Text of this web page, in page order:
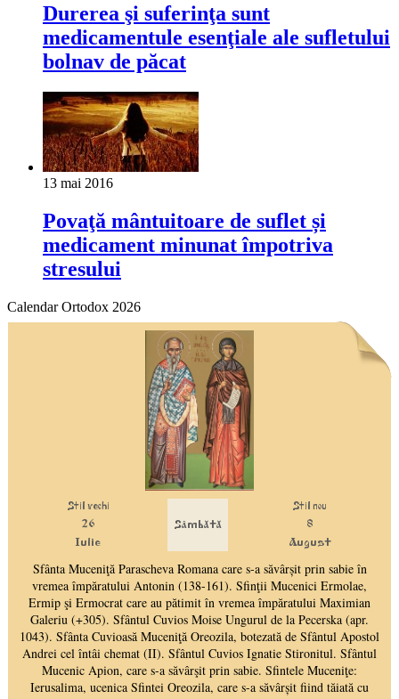
Durerea şi suferinţa sunt
medicamentule esenţiale ale sufletului
bolnav de păcat
13 mai 2016
Povaţă mântuitoare de suflet și
medicament minunat împotriva
stresului
Calendar Ortodox 2026